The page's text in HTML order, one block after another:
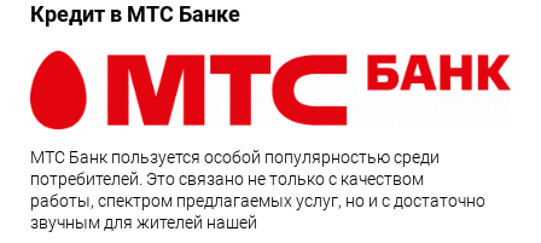
Кредит в МТС Банке
МТС Банк пользуется особой популярностью среди
потребителей. Это связано не только с качеством
работы, спектром предлагаемых услуг, но и с достаточно
звучным для жителей нашей